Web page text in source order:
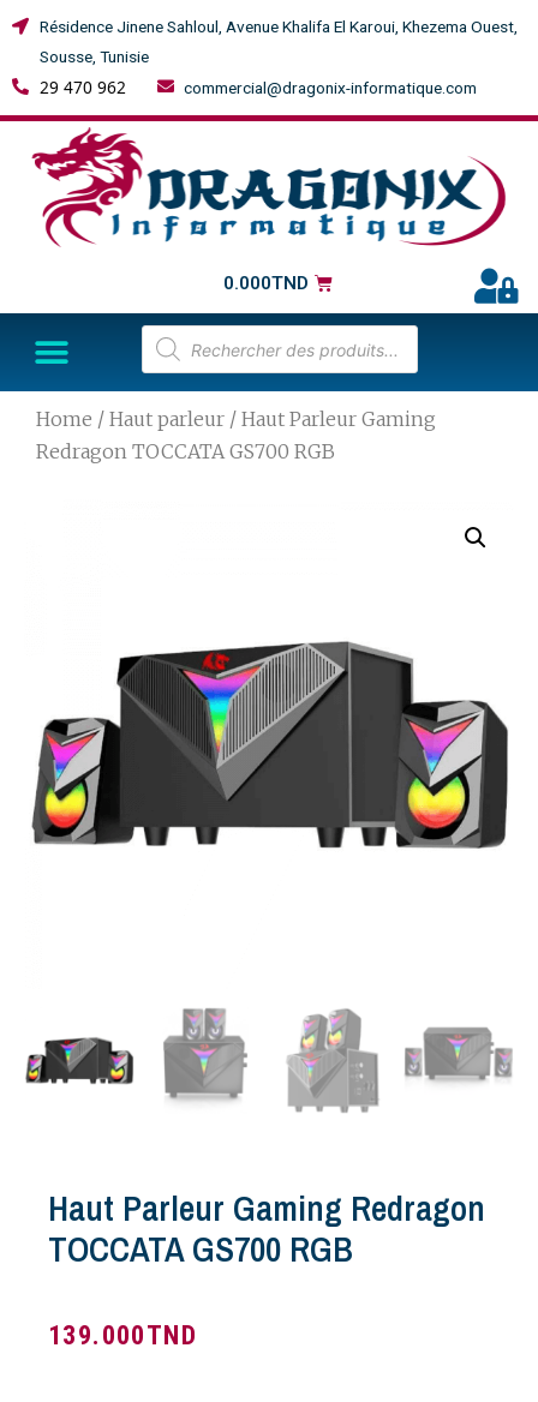
Résidence Jinene Sahloul, Avenue Khalifa El Karoui, Khezema Ouest,
Sousse, Tunisie
29 470 962 commercial@dragonix-informatique.com
0.000TND
Home / Haut parleur / Haut Parleur Gaming
Redragon TOCCATA GS700 RGB
Haut Parleur Gaming Redragon
TOCCATA GS700 RGB
139.000TND